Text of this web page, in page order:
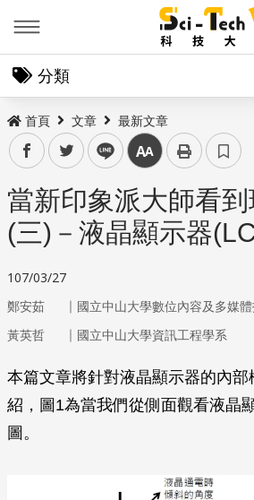
分類
首頁 文章 最新文章
facebooktwitter line 中
當新印象派大師看
(三)－液晶顯示器
107/03/27
鄭安茹 ｜ 國立中山大學數位內容及多媒
黃英哲
｜ 國立中山大學資訊工程學系
本篇文章將針對液晶顯示器的內
紹，圖1為當我們從側面觀看液晶
圖。